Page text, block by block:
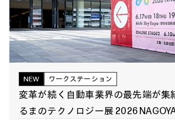
NEW ワークステーション
変革が続く自動車業界の最先端が集
るまのテクノロジー展 2026